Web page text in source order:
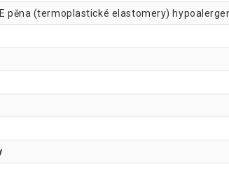
pěna (termoplastické elastomery)